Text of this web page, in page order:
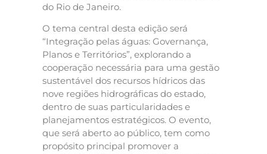
do Rio de Janeiro.
O tema central desta edição será
“Integração pelas águas: Governança,
Planos e Territórios”, explorando a
cooperação necessária para uma gestão
sustentável dos recursos hídricos das
nove regiões hidrográficas do estado,
dentro de suas particularidades e
planejamentos estratégicos. O evento,
que será aberto ao público, tem como
propósito principal promover a